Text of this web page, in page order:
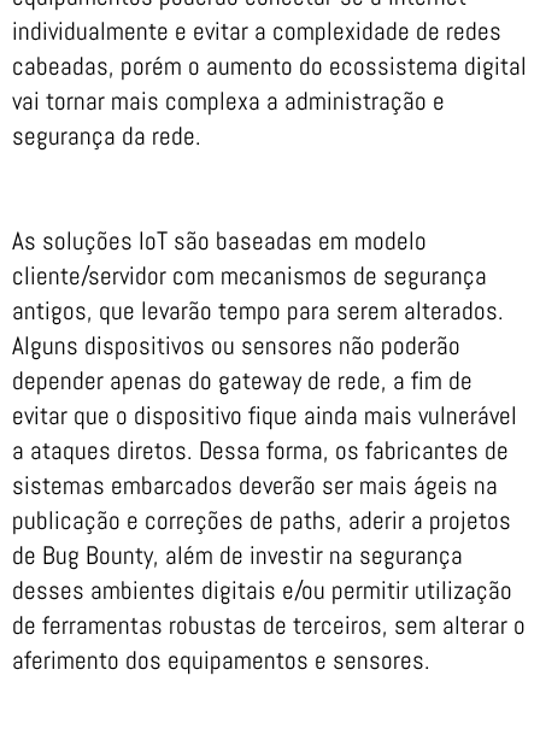
individualmente e evitar a complexidade de redes
cabeadas, porém o aumento do ecossistema digital
vai tornar mais complexa a administração e
segurança da rede.
As soluções IoT são baseadas em modelo
cliente/servidor com mecanismos de segurança
antigos, que levarão tempo para serem alterados.
Alguns dispositivos ou sensores não poderão
depender apenas do gateway de rede, a fim de
evitar que o dispositivo fique ainda mais vulnerável
a ataques diretos. Dessa forma, os fabricantes de
sistemas embarcados deverão ser mais ágeis na
publicação e correções de paths, aderir a projetos
de Bug Bounty, além de investir na segurança
desses ambientes digitais e/ou permitir utilização
de ferramentas robustas de terceiros, sem alterar o
aferimento dos equipamentos e sensores.